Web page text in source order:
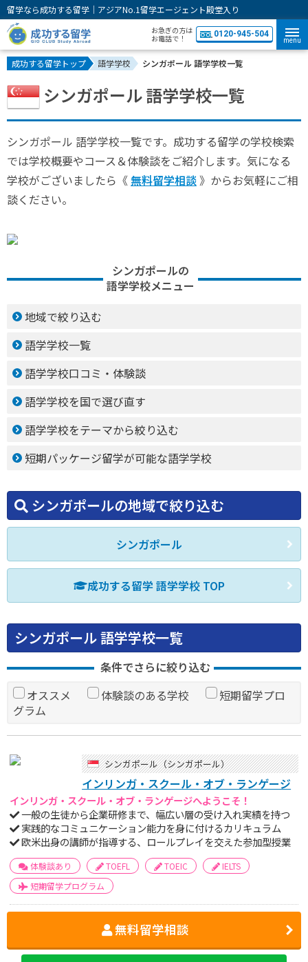
留学なら成功する留学｜アジアNo.1留学エージェント殿堂入り
お急ぎの方は
お電話で！
0120-945-504
menu
成功する留学トップ 語学学校 シンガポール 語学学校一覧
シンガポール 語学学校一覧
シンガポール 語学学校一覧です。成功する留学の学校検索
では学校概要やコース＆体験談をご紹介します。気になる
学校がございましたら《 無料留学相談 》からお気軽にご相
談ください。
シンガポールの
語学学校メニュー
地域で絞り込む
語学学校一覧
語学学校口コミ・体験談
語学学校を国で選び直す
語学学校をテーマから絞り込む
短期パッケージ留学が可能な語学学校
シンガポールの地域で絞り込む
シンガポール
成功する留学 語学学校 TOP
シンガポール 語学学校一覧
条件でさらに絞り込む
オススメ
体験談のある学校
短期留学プロ
グラム
シンガポール（シンガポール）
インリンガ・スクール・オブ・ランゲージ
インリンガ・スクール・オブ・ランゲージへようこそ！
一般の生徒から企業研修まで、幅広い層の受け入れ実績を持つ
実践的なコミュニケーション能力を身に付けるカリキュラム
欧米出身の講師が指導する、ロールプレイを交えた参加型授業
体験談あり TOEFL TOEIC
IELTS
短期留学プログラム
無料留学相談